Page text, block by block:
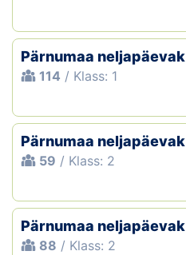
Koolitused
Pärnumaa neljapäevak
114 / Klass: 1
Pärnumaa neljapäevak
59 / Klass: 2
Pärnumaa neljapäevak
88 / Klass: 2